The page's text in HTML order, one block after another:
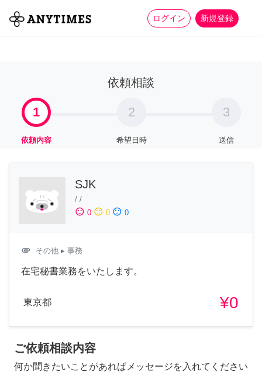
ログイン 新規登録
全て 家事 more_horiz
依頼相談
1
依頼内容
2
希望日時
3
送信
SJK
/ /
sentiment_satisfied 0 sentiment_neutral 0 sentiment_dissatisfied 0
attachment その他 ▸ 事務
在宅秘書業務をいたします。
東京都 ¥0
ご依頼相談内容
何か聞きたいことがあればメッセージを入れてください